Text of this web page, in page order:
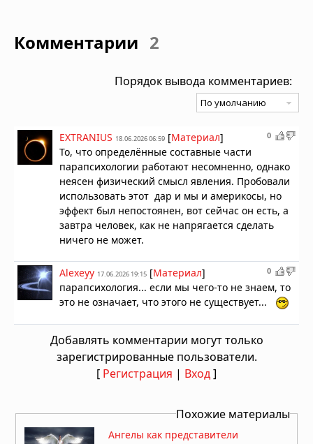
Комментарии 2
Порядок вывода комментариев:
0
EXTRANIUS 18.06.2026 06:59 [Материал]
То, что определённые составные части
парапсихологии работают несомненно, однако
неясен физический смысл явления. Пробовали
использовать этот дар и мы и америкосы, но
эффект был непостоянен, вот сейчас он есть, а
завтра человек, как не напрягается сделать
ничего не может.
0
Alexeyy 17.06.2026 19:15 [Материал]
парапсихология... если мы чего-то не знаем, то
это не означает, что этого не существует...
Добавлять комментарии могут только
зарегистрированные пользователи.
[ Регистрация | Вход]
Похожие материалы
Ангелы как представители